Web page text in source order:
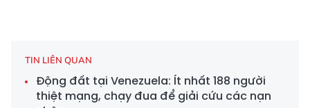
TIN LIÊN QUAN
Động đất tại Venezuela: Ít nhất 188 người
thiệt mạng, chạy đua để giải cứu các nạn